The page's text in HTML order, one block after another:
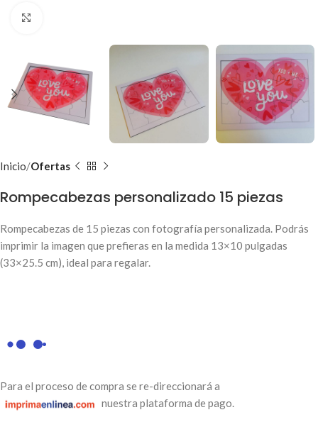
Inicio Ofertas
Rompecabezas personalizado 15 piezas
Rompecabezas de 15 piezas con fotografía personalizada. Podrás
imprimir la imagen que prefieras en la medida 13×10 pulgadas
(33×25.5 cm), ideal para regalar.
Para el proceso de compra se re-direccionará a
nuestra plataforma de pago.